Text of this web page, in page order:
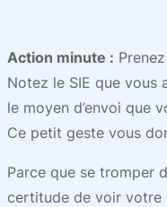
Action minute :
Notez le SIE que vous
le moyen d’envoi que
Ce petit geste vous
Parce que se tromper
certitude de voir votre